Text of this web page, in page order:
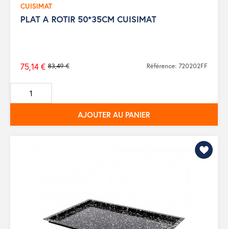
CUISIMAT
PLAT A ROTIR 50*35CM CUISIMAT
Prix
de
base
83,49 €
75,14 € Référence: 720202FF
AJOUTER AU PANIER